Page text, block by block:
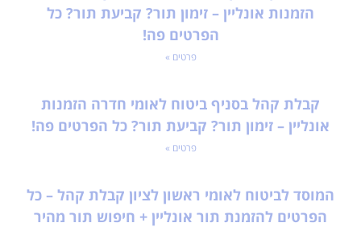
הזמנות אונליין – זימון תור? קביעת תור? כל
הפרטים פה!
פרטים »
קבלת קהל בסניף ביטוח לאומי חדרה הזמנות
אונליין – זימון תור? קביעת תור? כל הפרטים פה!
פרטים »
המוסד לביטוח לאומי ראשון לציון קבלת קהל – כל
הפרטים להזמנת תור אונליין + חיפוש תור מהיר